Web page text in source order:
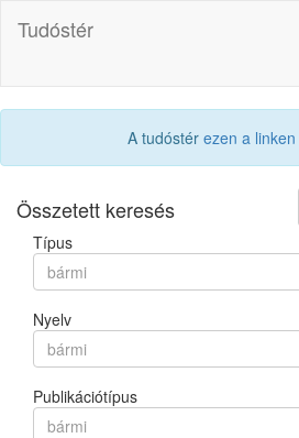
Tudóstér
A tudóstér ezen a linken
Összetett keresés
Típus
bármi
Nyelv
bármi
Publikációtípus
bármi